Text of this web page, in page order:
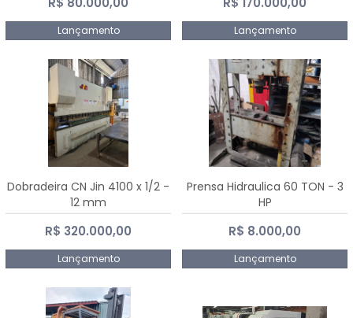
Lançamento Lançamento
Dobradeira CN Jin 4100 x 1/2 -
12 mm
R$ 320.000,00
Lançamento
Prensa Hidraulica 60 TON - 3
HP
R$ 8.000,00
Lançamento